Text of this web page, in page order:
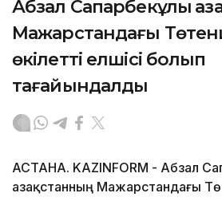
Абзал Сапарбекұлы
Мажарстандағы
өкілетті елшісі болып
тағайындалды
АСТАНА. KAZINFORM - Абзал
Қазақстанның Мажарстандағы